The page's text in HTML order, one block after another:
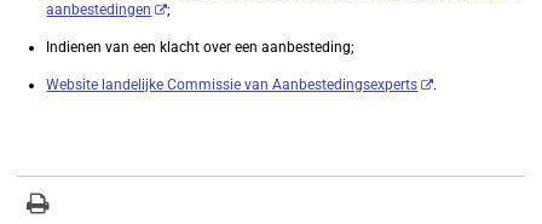
aanbestedingen
;
Indienen van een klacht over een aanbesteding;
Website landelijke Commissie van Aanbestedingsexperts .